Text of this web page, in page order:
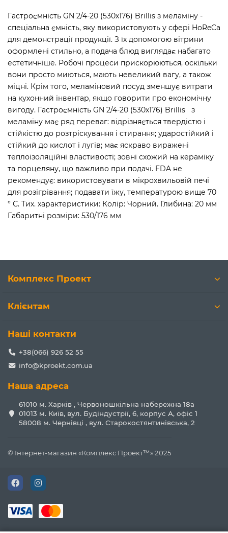
Гастроємність GN 2/4-20 (530х176) Brillis з меламіну -
спеціальна ємність, яку використовують у сфері HoReCa
для демонстрації продукції. З їх допомогою вітрини
оформлені стильно, а подача блюд виглядає набагато
естетичніше. Робочі процеси прискорюються, оскільки
вони просто миються, мають невеликий вагу, а також
міцні. Крім того, меламіновий посуд зменшує витрати
на кухонний інвентар, якщо говорити про економічну
вигоду. Гастроємність GN 2/4-20 (530х176) Brillis з
меламіну має ряд переваг: відрізняється твердістю і
стійкістю до розтріскування і стирання; ударостійкий і
стійкий до кислот і лугів; має яскраво виражені
теплоізоляційні властивості; зовні схожий на кераміку
та порцеляну, що важливо при подачі. FDA не
рекомендує: використовувати в мікрохвильовій печі
для розігрівання; подавати їжу, температурою вище 70
° С. Тих. характеристики: Колір: Чорний. Глибина: 20 мм
Габаритні розміри: 530/176 мм
Комплекс Проект
Клієнтам
Наші контакти
+38(066) 926 52 55
info@kproekt.com.ua
Наша адреса
61010 м. Харків , Червоношкільна набережна 18а
01013 м. Київ, вул. Будіндустрії, 6, корпус А, офіс 1
58008 м. Чернівці , вул. Старокостянтинівська, 2
© Інтернет-магазин «Комплекс Проект™» 2025